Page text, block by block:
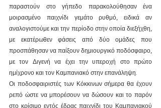
παραστούν στο γήπεδο παρακολούθησαν ένα
μοιρασμένο παιχνίδι γεμάτο ρυθμό, ειδικά αν
αναλογιστούμε και την περίοδο στην οποία διεξήχθη,
με εκατέρωθεν φάσεις από δύο ομάδες που
προσπάθησαν να παίξουν δημιουργικό ποδόσφαιρο,
με τον Διγενή να έχει την υπεροχή στο πρώτο
ημίχρονο και τον Καμπανιακό στην επανάληψη.
Οι ποδοσφαιριστές των Κόκκινων σήμερα θα έχουν
ρεπό ώστε να μπορέσουν να δώσουν και το παρόν
στο κρίσιμο εντός έδρας παιχνίδι του Καμπανιακού